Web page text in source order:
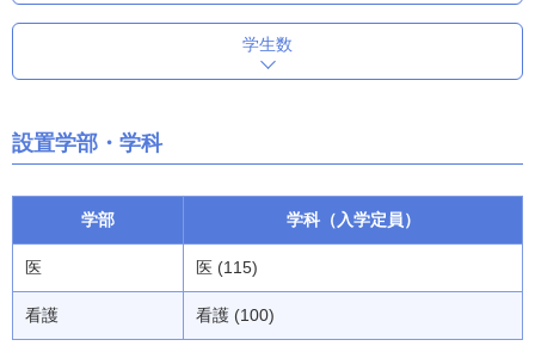
学生数
設置学部・学科
学部 学科（入学定員）
医 医 (115)
看護 看護 (100)